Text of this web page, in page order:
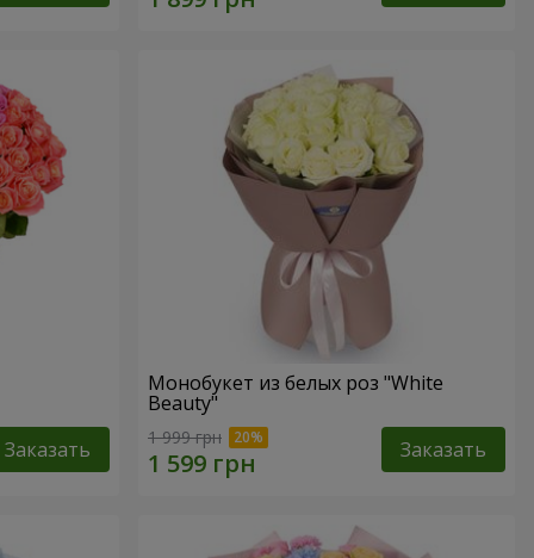
Заказать
Монобукет из белых роз "White
Beauty"
1 999 грн Заказать